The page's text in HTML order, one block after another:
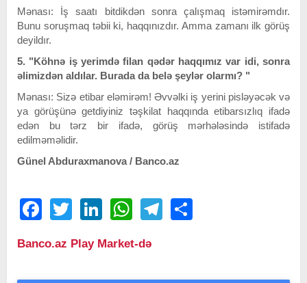
Mənası: İş saatı bitdikdən sonra çalışmaq istəmirəmdır.
Bunu soruşmaq təbii ki, haqqınızdır. Amma zamanı ilk görüş
deyildır.
5. "Köhnə iş yerimdə filan qədər haqqımız var idi, sonra
əlimizdən aldılar. Burada da belə şeylər olarmı? "
Mənası: Sizə etibar eləmirəm! Əvvəlki iş yerini pisləyəcək və
ya görüşünə getdiyiniz təşkilat haqqında etibarsızlıq ifadə
edən bu tərz bir ifadə, görüş mərhələsində istifadə
edilməməlidir.
Günel Abduraxmanova / Banco.az
FacebookTwitter LinkedIn WhatsAppTelegram
Banco.az Play Market-də